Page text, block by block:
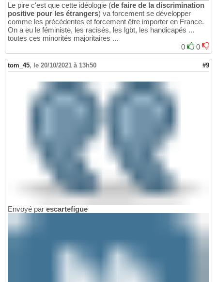
Le pire c'est que cette idéologie (de faire de la discrimination
positive pour les étrangers) va forcement se développer
comme les précédentes et forcement être importer en France.
On a eu le féministe, les racisés, les lgbt, les handicapés ...
toutes ces minorités majoritaires ...
0
0
tom_45, le 20/10/2021 à 13h50 #9
Envoyé par escartefigue